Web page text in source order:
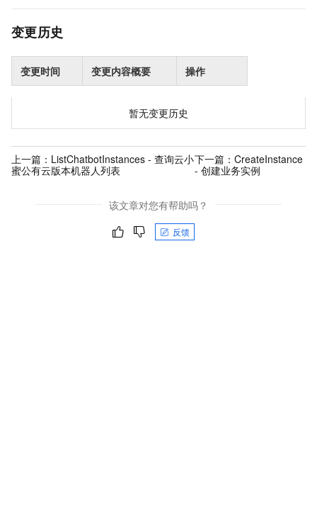
变更历史
变更时间 变更内容概要 操作
暂无变更历史
上一篇： ListChatbotInstances - 查询云小
蜜公有云版本机器人列表
下一篇： CreateInstance
- 创建业务实例
该文章对您有帮助吗？
反馈